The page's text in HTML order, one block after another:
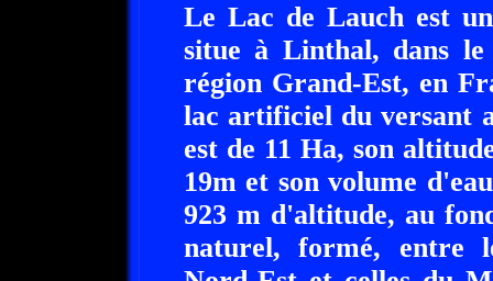
Le Lac de Lauch est
situe à Linthal, dans
région Grand-Est, en
lac artificiel du versant
est de 11 Ha, son
19m et son volume
923 m d'altitude, au
naturel, formé, entre